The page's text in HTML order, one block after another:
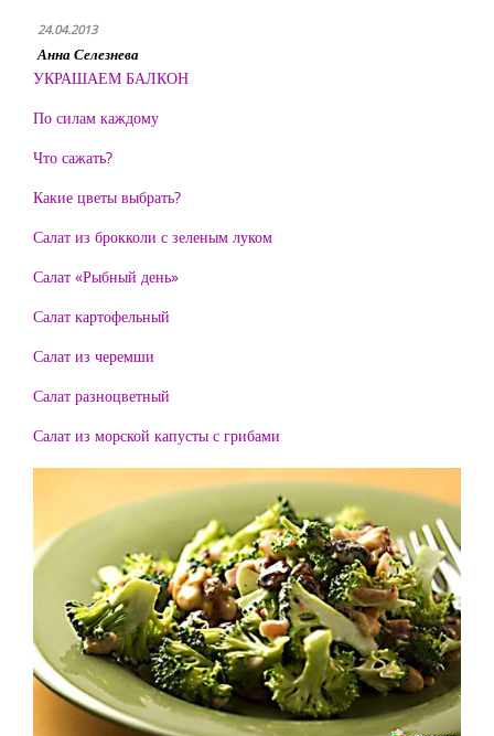
24.04.2013
Анна Селезнева
УКРАШАЕМ БАЛКОН
По силам каждому
Что сажать?
Какие цветы выбрать?
Салат из брокколи с зеленым луком
Салат «Рыбный день»
Салат картофельный
Салат из черемши
Салат разноцветный
Салат из морской капусты с грибами